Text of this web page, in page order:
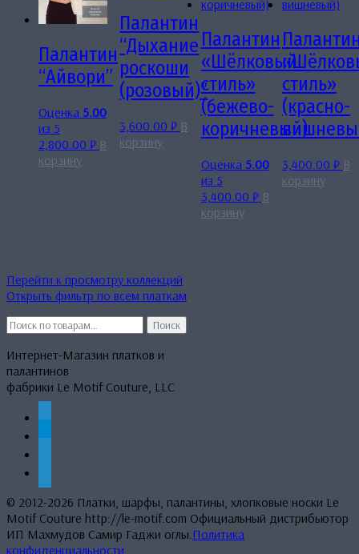
Палантин
“Айвори”
Оценка 5.00
из 5
2,800.00 ₽ В
корзину
Палантин
“Дыхание
роскоши
(розовый)”
3,600.00₽ В
корзину
Палантин
«Шёлковый
стиль»
(бежево-
коричневый)
Оценка 5.00
из 5
3,400.00 ₽ В
корзину
стиль»
(красно-
3,400.00 ₽ В
корзину
Перейти к просмотру коллекций
Открыть фильтр по всем платкам
Искать:
Поиск
Интернет-Магазин платков и
палантинов
фабрики Le Motif Couture, LLC
© 2012-2026 Платки, шарфы, палантины, хлопковые носки Le
Motif Couture http://le-motif.com Официальный дистрибьютор
ИП Махмудов Самир Гаджи оглы. Политика
конфиденциальности